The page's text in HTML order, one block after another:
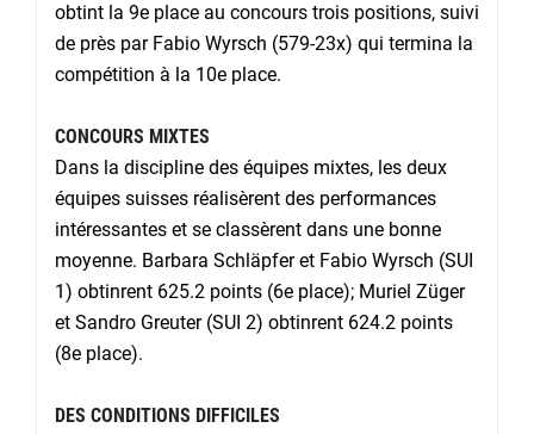
obtint la 9e place au concours trois positions, suivi
de près par Fabio Wyrsch (579-23x) qui termina la
compétition à la 10e place.
CONCOURS MIXTES
Dans la discipline des équipes mixtes, les deux
équipes suisses réalisèrent des performances
intéressantes et se classèrent dans une bonne
moyenne. Barbara Schläpfer et Fabio Wyrsch (SUI
1) obtinrent 625.2 points (6e place); Muriel Züger
et Sandro Greuter (SUI 2) obtinrent 624.2 points
(8e place).
DES CONDITIONS DIFFICILES